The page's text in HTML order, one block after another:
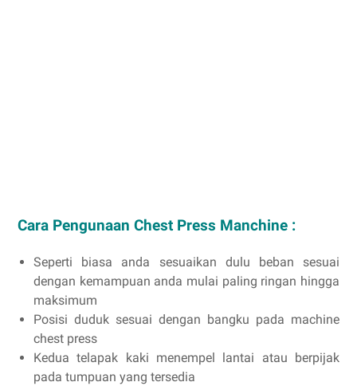
Cara Pengunaan Chest Press Manchine :
Seperti biasa anda sesuaikan dulu beban sesuai
dengan kemampuan anda mulai paling ringan hingga
maksimum
Posisi duduk sesuai dengan bangku pada machine
chest press
Kedua telapak kaki menempel lantai atau berpijak
pada tumpuan yang tersedia